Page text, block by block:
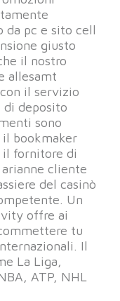
da pc e sito cell
giusto
il nostro
allesamt
il servizio
deposito
sono
bookmaker
il fornitore di
cliente
del casinò
Un
offre ai
tu
Il
La Liga,
ATP, NHL